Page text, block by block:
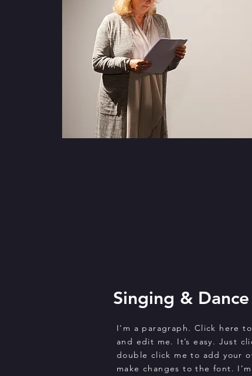
Singing & Dance
I'm a paragraph. Click here
and edit me. It’s easy. Just
double click me to add your
make changes to the font.